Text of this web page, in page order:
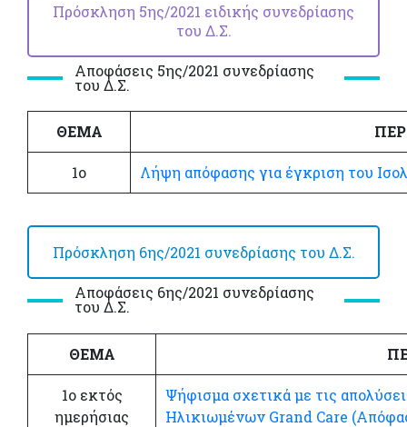
Πρόσκληση 5ης/2021 ειδικής συνεδρίασης
του Δ.Σ.
Αποφάσεις 5ης/2021 συνεδρίασης
του Δ.Σ.
ΘΕΜΑ
1ο Λήψη απόφασης για έγκριση του
Πρόσκληση 6ης/2021 συνεδρίασης του Δ.Σ.
Αποφάσεις 6ης/2021 συνεδρίασης
του Δ.Σ.
ΘΕΜΑ
1ο εκτός
ημερήσιας
Ψήφισμα σχετικά με τις
Ηλικιωμένων Grand Care